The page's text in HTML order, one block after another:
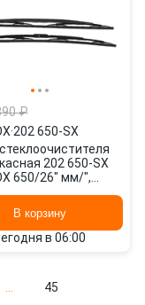
₽
·202 650-SX
202 650-SX
650/26" мм/",
В корзину
в 06:00
45